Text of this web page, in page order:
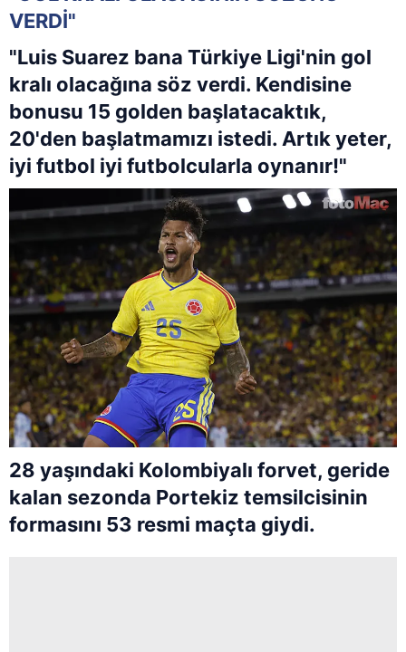
VERDİ"
"Luis Suarez bana Türkiye Ligi'nin gol
kralı olacağına söz verdi. Kendisine
bonusu 15 golden başlatacaktık,
20'den başlatmamızı istedi. Artık yeter,
iyi futbol iyi futbolcularla oynanır!"
28 yaşındaki Kolombiyalı forvet, geride
kalan sezonda Portekiz temsilcisinin
formasını 53 resmi maçta giydi.